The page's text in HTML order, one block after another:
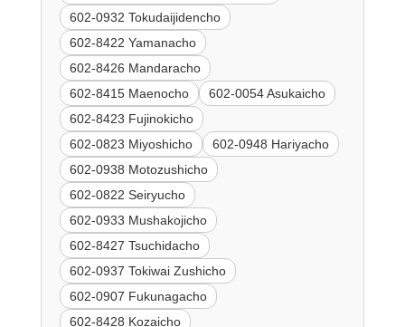
602-0932 Tokudaijidencho
602-8422 Yamanacho
602-8426 Mandaracho
602-8415 Maenocho
602-0054 Asukaicho
602-8423 Fujinokicho
602-0823 Miyoshicho
602-0948 Hariyacho
602-0938 Motozushicho
602-0822 Seiryucho
602-0933 Mushakojicho
602-8427 Tsuchidacho
602-0937 Tokiwai Zushicho
602-0907 Fukunagacho
602-8428 Kozaicho